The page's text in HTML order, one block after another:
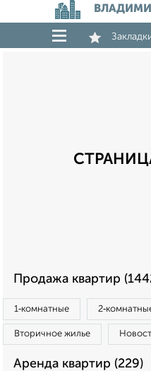
Продажа квартир
1‑комнатные
Вторичное жилье
Аренда квартир (229)